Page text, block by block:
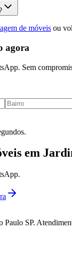
de móveis ou
agora
Sem
em
Paulo SP.